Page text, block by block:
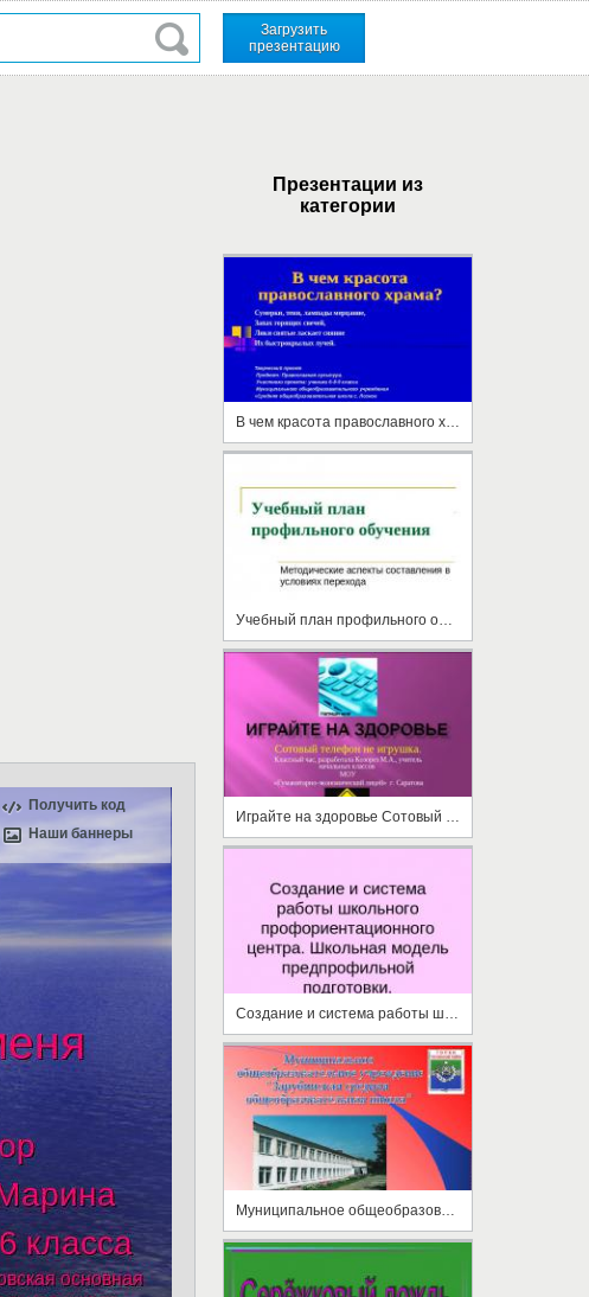
Загрузить
презентацию
Получить код
Наши баннеры
Презентации из
категории
В чем красота православного храма?
Создание и система работы школьного профориентационного центра. Школьная модель предпрофильной подготовки
Муниципальное общеобразовательное учреждение "Зарубинская средняя общеобразовательная школа"